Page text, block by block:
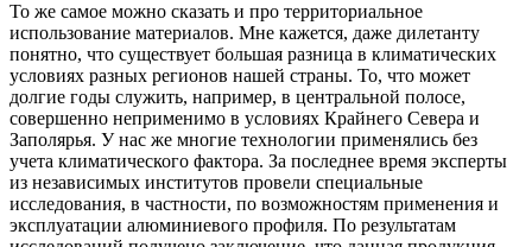
То же самое можно сказать и про территориальное
использование материалов. Мне кажется, даже дилетанту
понятно, что существует большая разница в климатических
условиях разных регионов нашей страны. То, что может
долгие годы служить, например, в центральной полосе,
совершенно неприменимо в условиях Крайнего Севера и
Заполярья. У нас же многие технологии применялись без
учета климатического фактора. За последнее время эксперты
из независимых институтов провели специальные
исследования, в частности, по возможностям применения и
эксплуатации алюминиевого профиля. По результатам